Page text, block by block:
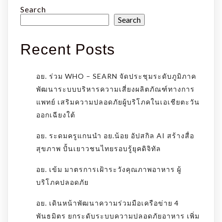
Search
Search
Recent Posts
อย. ร่วม WHO – SEARN จัดประชุมระดับภูมิภาค
พัฒนาระบบบริหารความเสี่ยงผลิตภัณฑ์ทางการ
แพทย์ เสริมความปลอดภัยผู้บริโภคในเอเชียตะวัน
ออกเฉียงใต้
อย. ระดมครูแกนนำ อย.น้อย อัปสกิล AI สร้างสื่อ
สุขภาพ ปั้นเยาวชนไทยรอบรู้ยุคดิจิทัล
อย. เข้ม มาตรการเฝ้าระวังคุณภาพอาหาร ผู้
บริโภคปลอดภัย
อย. เดินหน้าพัฒนาความร่วมมือเครือข่าย 4
พันธมิตร ยกระดับระบบความปลอดภัยอาหาร เพิ่ม